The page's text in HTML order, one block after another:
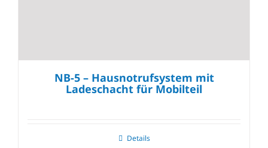
NB-5 – Hausnotrufsystem mit
Ladeschacht für Mobilteil
Details